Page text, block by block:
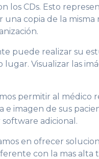
los CDs. Esto
una copia de la
puede realizar su
lugar. Visualizar las
permitir al
e imagen de sus
adicional.
en ofrecer
con la mas alta